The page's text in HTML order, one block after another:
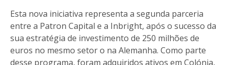
Esta nova iniciativa representa a segunda parceria
entre a Patron Capital e a Inbright, após o sucesso da
sua estratégia de investimento de 250 milhões de
euros no mesmo setor o na Alemanha. Como parte
desse programa, foram adquiridos ativos em Colónia,